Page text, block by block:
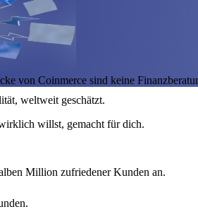
von Coinmerce sind keine
weltweit geschätzt.
willst, gemacht für dich.
Million zufriedener Kunden an.